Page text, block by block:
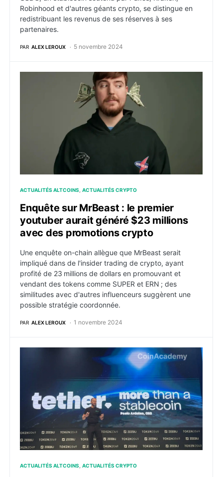
Robinhood et d'autres géants crypto, se distingue en
redistribuant les revenus de ses réserves à ses
partenaires.
PAR ALEX LEROUX 5 novembre 2024
Enquête sur MrBeast : le premier youtuber aurait
ACTUALITÉS ALTCOINS ACTUALITÉS CRYPTO
Enquête sur MrBeast : le premier
youtuber aurait généré $23 millions
avec des promotions crypto
Une enquête on-chain allègue que MrBeast serait
impliqué dans de l'insider trading de crypto, ayant
profité de 23 millions de dollars en promouvant et
vendant des tokens comme SUPER et ERN ; des
similitudes avec d'autres influenceurs suggèrent une
possible stratégie coordonnée.
PAR ALEX LEROUX 1 novembre 2024
USDT : Tether enregistre un bénéfice record de 2,5
ACTUALITÉS ALTCOINS ACTUALITÉS CRYPTO